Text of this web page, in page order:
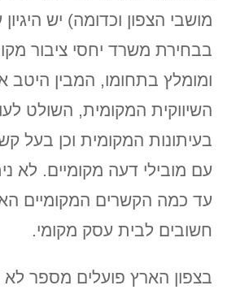
מושבי הצפון וכדומה) יש
בבחירת משרד יחסי ציבור
ומומלץ בתחומו, המבין
השיווקית המקומית, השולט
בעיתונות המקומית וכן בעל
עם מובילי דעה מקומיים. לא
עד כמה הקשרים המקומיים
חשובים לבית עסק מקומי.
בצפון הארץ פועלים מספר